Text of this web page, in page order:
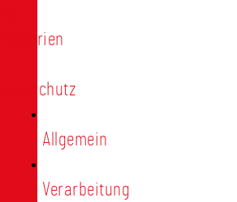
Regularien
Datenschutz
Allgemein
Verarbeitung